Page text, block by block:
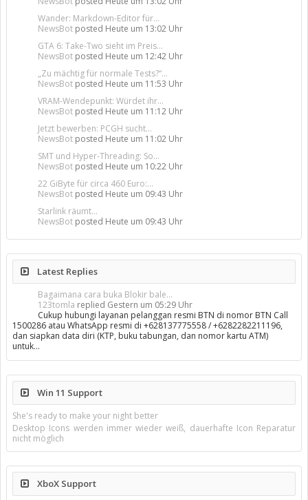
Wander: Markdown-Editor für...
NewsBot posted Heute um 13:02 Uhr
GTA 6: Take-Two sieht im Preis...
NewsBot posted Heute um 12:42 Uhr
„Zu mächtig für normale Tests?“...
NewsBot posted Heute um 11:53 Uhr
VRAM-Wendepunkt: Würdet ihr...
NewsBot posted Heute um 11:12 Uhr
Jetzt bewerben: PCGH sucht...
NewsBot posted Heute um 11:02 Uhr
SMT und Hyper-Threading: So...
NewsBot posted Heute um 10:22 Uhr
22 GiByte für circa 460 Euro:...
NewsBot posted Heute um 09:43 Uhr
Starlink räumt...
NewsBot posted Heute um 09:43 Uhr
Latest Replies
Bagaimana cara buka Blokir bale...
123tomla replied Gestern um 05:29 Uhr
Cukup hubungi layanan pelanggan resmi BTN di nomor BTN Call
1500286 atau WhatsApp resmi di +628137775558 / +6282282211196,
dan siapkan data diri (KTP, buku tabungan, dan nomor kartu ATM)
untuk…
Win 11 Support
She's ready to make your night better
Desktop Icons werden immer wieder weiß, dauerhafte Icon Reparatur
nicht möglich
XboX Support